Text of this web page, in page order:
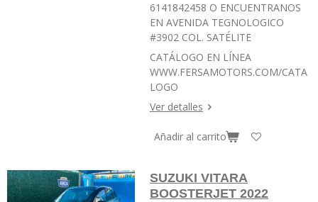
6141842458 O ENCUENTRANOS
EN AVENIDA TEGNOLOGICO
#3902 COL. SATÉLITE
CATÁLOGO EN LÍNEA
WWW.FERSAMOTORS.COM/CATA
LOGO
Ver detalles
Añadir al carrito
SUZUKI VITARA
BOOSTERJET 2022